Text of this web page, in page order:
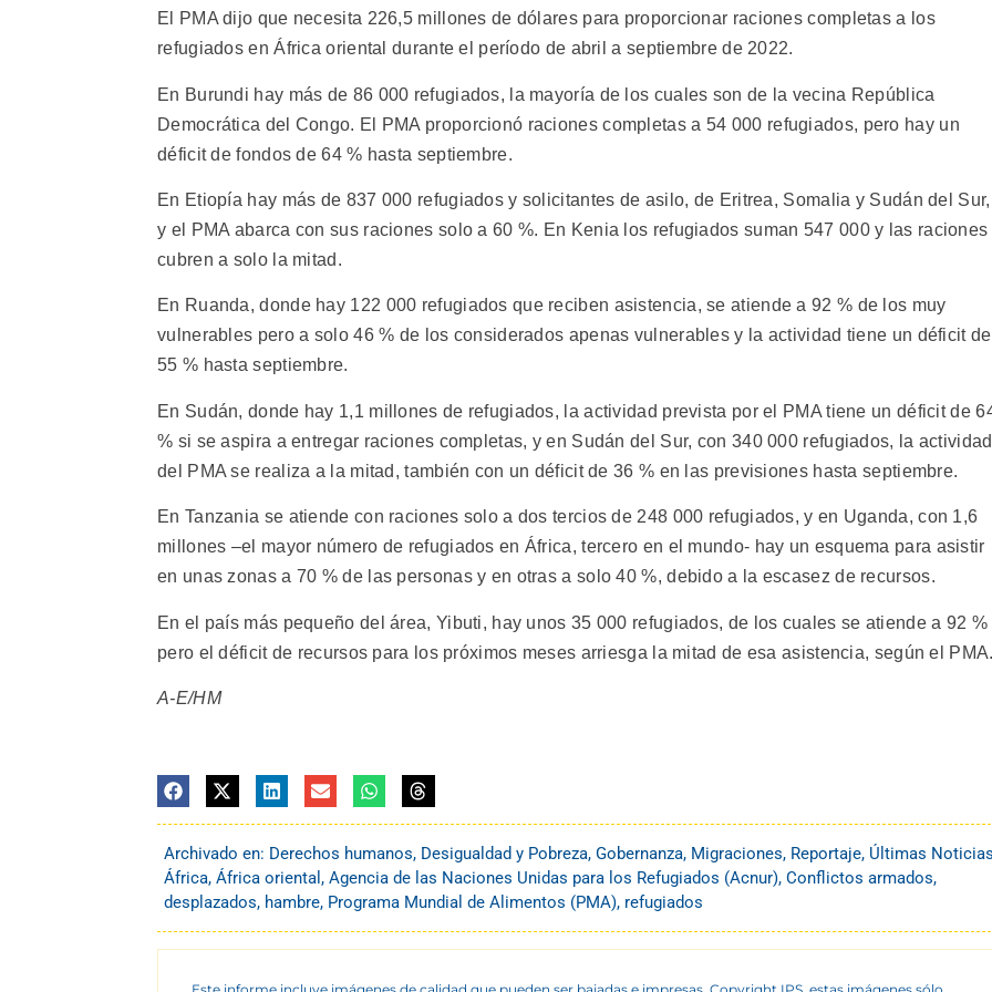
El PMA dijo que necesita 226,5 millones de dólares para proporcionar raciones completas a los
refugiados en África oriental durante el período de abril a septiembre de 2022.
En Burundi hay más de 86 000 refugiados, la mayoría de los cuales son de la vecina República
Democrática del Congo. El PMA proporcionó raciones completas a 54 000 refugiados, pero hay un
déficit de fondos de 64 % hasta septiembre.
En Etiopía hay más de 837 000 refugiados y solicitantes de asilo, de Eritrea, Somalia y Sudán del Sur,
y el PMA abarca con sus raciones solo a 60 %. En Kenia los refugiados suman 547 000 y las raciones
cubren a solo la mitad.
En Ruanda, donde hay 122 000 refugiados que reciben asistencia, se atiende a 92 % de los muy
vulnerables pero a solo 46 % de los considerados apenas vulnerables y la actividad tiene un déficit de
55 % hasta septiembre.
En Sudán, donde hay 1,1 millones de refugiados, la actividad prevista por el PMA tiene un déficit de
% si se aspira a entregar raciones completas, y en Sudán del Sur, con 340 000 refugiados, la actividad
del PMA se realiza a la mitad, también con un déficit de 36 % en las previsiones hasta septiembre.
En Tanzania se atiende con raciones solo a dos tercios de 248 000 refugiados, y en Uganda, con 1,6
millones –el mayor número de refugiados en África, tercero en el mundo- hay un esquema para asistir
en unas zonas a 70 % de las personas y en otras a solo 40 %, debido a la escasez de recursos.
En el país más pequeño del área, Yibuti, hay unos 35 000 refugiados, de los cuales se atiende a 92 %
pero el déficit de recursos para los próximos meses arriesga la mitad de esa asistencia, según el
A-E/HM
Archivado en: Derechos humanos, Desigualdad y Pobreza, Gobernanza, Migraciones, Reportaje, Últimas
África, África oriental , Agencia de las Naciones Unidas para los Refugiados (Acnur), Conflictos armados,
desplazados, hambre, Programa Mundial de Alimentos (PMA), refugiados